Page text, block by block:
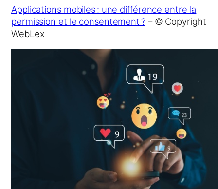
Applications mobiles : une différence entre la
permission et le consentement ?– © Copyright
WebLex